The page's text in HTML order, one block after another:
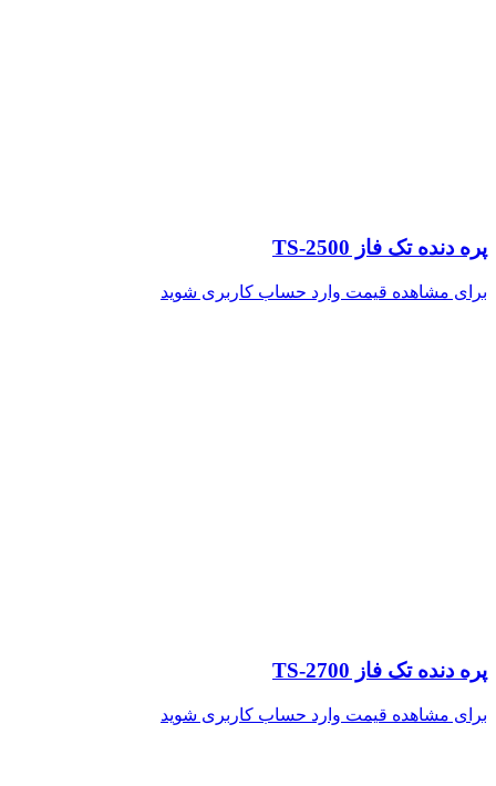
پره دنده تک فاز TS-2500
برای مشاهده قیمت وارد حساب کاربری شوید
پره دنده تک فاز TS-2700
برای مشاهده قیمت وارد حساب کاربری شوید